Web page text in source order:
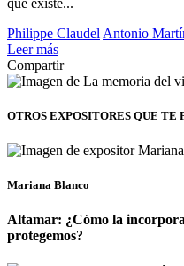
Philippe Claudel Antonio
Leer más
Compartir
OTROS EXPOSITORES QUE TE
Mariana Blanco
Altamar: ¿Cómo la
protegemos?